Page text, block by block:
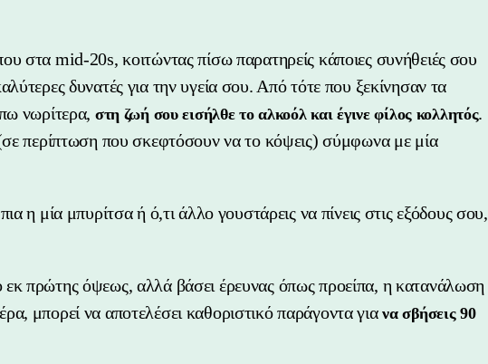
στα mid-20s, κοιτώντας πίσω παρατηρείς κάποιες συνήθειές σου
δυνατές για την υγεία σου. Από τότε που ξεκίνησαν τα
νωρίτερα, στη ζωή σου εισήλθε το αλκοόλ και έγινε φίλος κολλητός.
(σε περίπτωση που σκεφτόσουν να το κόψεις) σύμφωνα με μία
η μία μπυρίτσα ή ό,τι άλλο γουστάρεις να πίνεις στις εξόδους σου,
εκ πρώτης όψεως, αλλά βάσει έρευνας όπως προείπα, η κατανάλωση
μπορεί να αποτελέσει καθοριστικό παράγοντα γιανα σβήσεις 90